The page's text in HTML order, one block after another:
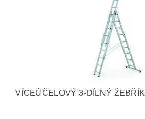
VÍCEÚČELOVÝ 3-DÍLNÝ ŽEBŘÍK